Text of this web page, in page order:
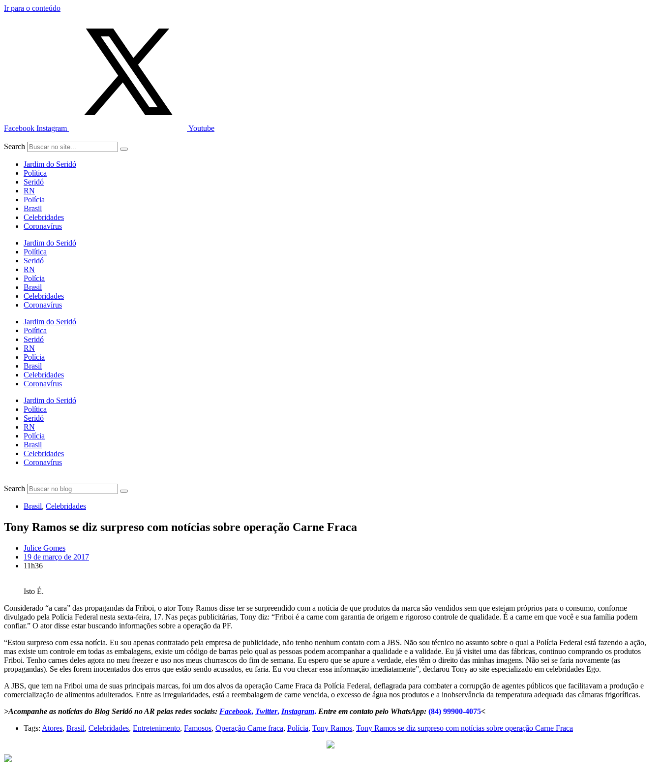
Ir para o conteúdo
Facebook Instagram Youtube
Search
Jardim do Seridó
Política
Seridó
RN
Polícia
Brasil
Celebridades
Coronavírus
Jardim do Seridó
Política
Seridó
RN
Polícia
Brasil
Celebridades
Coronavírus
Jardim do Seridó
Política
Seridó
RN
Polícia
Brasil
Celebridades
Coronavírus
Jardim do Seridó
Política
Seridó
RN
Polícia
Brasil
Celebridades
Coronavírus
Search
Brasil, Celebridades
Tony Ramos se diz surpreso com notícias sobre operação Carne Fraca
Julice Gomes
19 de março de 2017
11h36
Isto É.
Considerado “a cara” das propagandas da Friboi, o ator Tony Ramos disse ter se surpreendido com a notícia de que produtos da marca são vendidos sem que estejam próprios para o consumo, conforme
divulgado pela Polícia Federal nesta sexta-feira, 17. Nas peças publicitárias, Tony diz: “Friboi é a carne com garantia de origem e rigoroso controle de qualidade. É a carne em que você e sua família podem
confiar.” O ator disse estar buscando informações sobre a operação da PF.
“Estou surpreso com essa notícia. Eu sou apenas contratado pela empresa de publicidade, não tenho nenhum contato com a JBS. Não sou técnico no assunto sobre o qual a Polícia Federal está fazendo a ação,
mas existe um controle em todas as embalagens, existe um código de barras pelo qual as pessoas podem acompanhar a qualidade e a validade. Eu já visitei uma das fábricas, continuo comprando os produtos
Friboi. Tenho carnes deles agora no meu freezer e uso nos meus churrascos do fim de semana. Eu espero que se apure a verdade, eles têm o direito das minhas imagens. Não sei se faria novamente (as
propagandas). Se eles forem inocentados dos erros que estão sendo acusados, eu faria. Eu vou checar essa informação imediatamente”, declarou Tony ao site especializado em celebridades Ego.
A JBS, que tem na Friboi uma de suas principais marcas, foi um dos alvos da operação Carne Fraca da Polícia Federal, deflagrada para combater a corrupção de agentes públicos que facilitavam a produção e
comercialização de alimentos adulterados. Entre as irregularidades, está a reembalagem de carne vencida, o excesso de água nos produtos e a inobservância da temperatura adequada das câmaras frigoríficas.
>Acompanhe as notícias do Blog Seridó no AR pelas redes sociais: Facebook, Twitter, Instagram. Entre em contato pelo WhatsApp: (84) 99900-4075<
Tags: Atores, Brasil, Celebridades, Entretenimento, Famosos, Operação Carne fraca, Polícia, Tony Ramos, Tony Ramos se diz surpreso com notícias sobre operação Carne Fraca